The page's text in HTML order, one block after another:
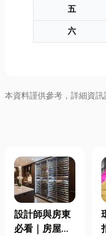
五
六
本資料謹供參考，詳細資訊
設計師與房東
必看｜房屋濕